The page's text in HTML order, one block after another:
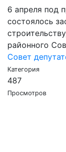
6 апреля под
состоялось
районного
Совет
Категория
487
Просмотров